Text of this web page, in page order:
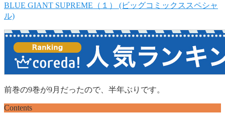
BLUE GIANT SUPREME（１） (ビッグコミックススペシャ
ル)
前巻の9巻が9月だったので、半年ぶりです。
Contents